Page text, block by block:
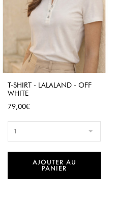
T-SHIRT - LALALAND - OFF
WHITE
Prix
79,00€
1
AJOUTER AU
PANIER